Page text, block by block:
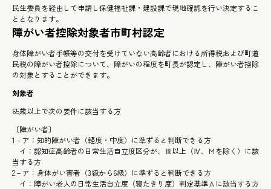
民生委員を経由して申請し保健福祉課・建設課で現地確認を行い決定するこ
ととなります。
障がい者控除対象者市町村認定
身体障がい者手帳等の交付を受けていない高齢者における所得税および町道
民税の障がい者控除について、障がいの程度を町長が認定し、障がい者控除
の対象とすることができます。
対象者
65歳以上で次の要件に該当する方
〔障がい者〕
1－ア：知的障がい者（軽度・中度）に準ずると判断できる方
イ：認知症高齢者の日常生活自立度区分が、Ⅲ以上（Ⅳ、Ｍを除く）に該
当する方
2－ア：身体がい害者（3級から6級）に準ずると判断できる方
イ：障がい老人の日常生活自立度（寝たきり度）判定基準Ａに該当する方